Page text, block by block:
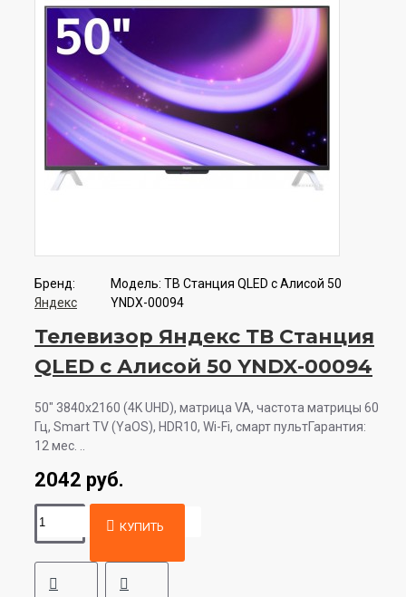
Бренд:
Яндекс
Модель: ТВ Станция QLED с Алисой 50
YNDX-00094
Телевизор Яндекс ТВ Станция
QLED с Алисой 50 YNDX-00094
50" 3840x2160 (4K UHD), матрица VA, частота матрицы 60
Гц, Smart TV (YaOS), HDR10, Wi-Fi, смарт пультГарантия:
12 мес. ..
2042 руб.
КУПИТЬ